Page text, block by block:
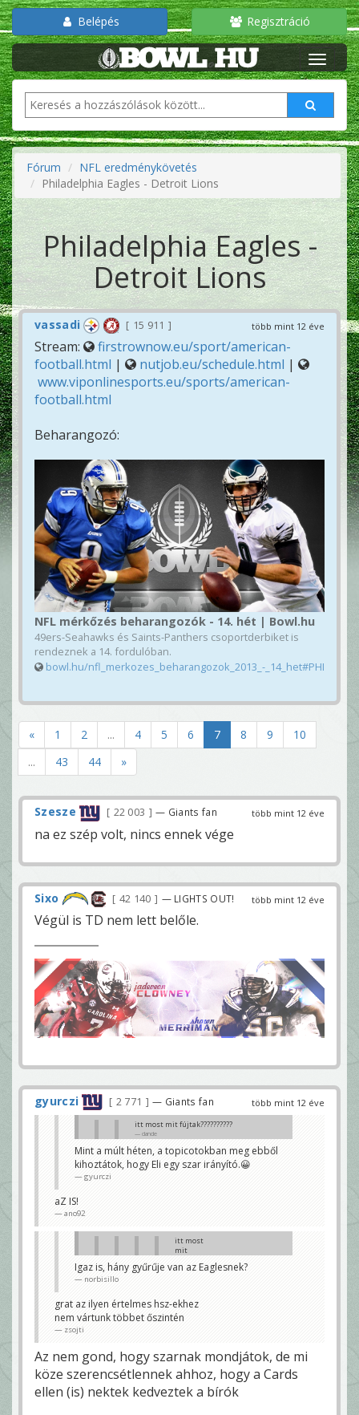
Belépés Regisztráció
Fórum
NFL eredménykövetés
Philadelphia Eagles - Detroit Lions
Philadelphia Eagles -
Detroit Lions
több mint 12 éve
vassadi 15 911
Stream:
firstrownow.eu/sport/american-
football.html | nutjob.eu/schedule.html |
www.viponlinesports.eu/sports/american-
football.html
Beharangozó:
NFL mérkőzés beharangozók - 14. hét | Bowl.hu
49ers-Seahawks és Saints-Panthers csoportderbiket is
rendeznek a 14. fordulóban.
bowl.hu/nfl_merkozes_beharangozok_2013_-_14_het#PHI
« 1 2 ... 4 5 6 7 8 9
10
...
43 44 »
több mint 12 éve
Szesze 22 003 — Giants fan
na ez szép volt, nincs ennek vége
több mint 12 éve
Sixo 42 140 — LIGHTS OUT!
Végül is TD nem lett belőle.
több mint 12 éve
gyurczi 2 771 — Giants fan
itt most mit fújtak??????????
dande
Ineligible man downfield and that big pass
play comes back.
Mint a múlt héten, a topicotokban meg ebből
kihoztátok, hogy Eli egy szar irányító.😀
gyurczi
aZ IS!
ano92
itt most
mit
?????
Ineligible man
downfield and that
big pass play comes
mázlink van na
Mint a múlt héten, a topicotokban meg
ebből kihoztátok, hogy Eli egy szar
Igaz is, hány gyűrűje van az Eaglesnek?
norbisillo
grat az ilyen értelmes hsz-ekhez
nem vártunk többet őszintén
zsojti
Az nem gond, hogy szarnak mondjátok, de mi
köze szerencsétlennek ahhoz, hogy a Cards
ellen (is) nektek kedveztek a bírók